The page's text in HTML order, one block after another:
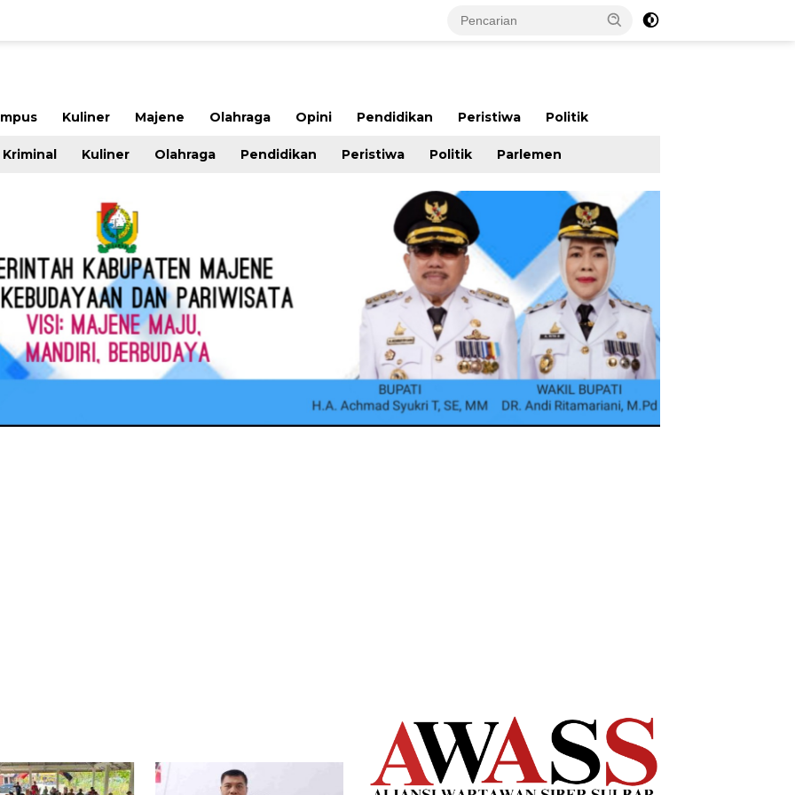
Kuliner Majene Olahraga Opini Pendidikan Peristiwa Politik
Kriminal Kuliner Olahraga Pendidikan Peristiwa Politik Parlemen